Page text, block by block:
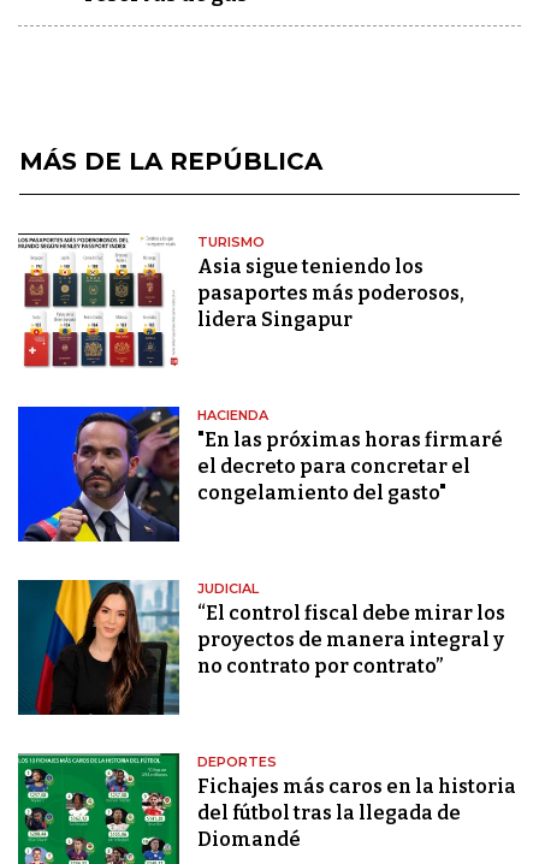
MÁS DE LA REPÚBLICA
TURISMO
Asia sigue teniendo los
pasaportes más poderosos,
lidera Singapur
HACIENDA
"En las próximas horas firmaré
el decreto para concretar el
congelamiento del gasto"
JUDICIAL
“El control fiscal debe mirar los
proyectos de manera integral y
no contrato por contrato”
DEPORTES
Fichajes más caros en la historia
del fútbol tras la llegada de
Diomandé